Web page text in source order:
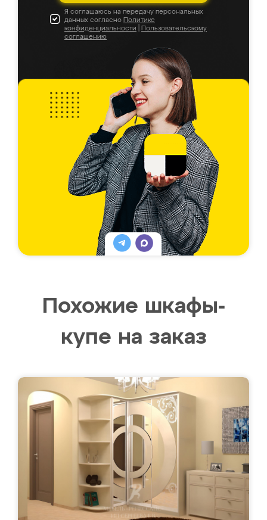
Я соглашаюсь на передачу персональных
данных согласно Политике
конфиденциальности
Пользовательскому
соглашению
Похожие шкафы-
купе на заказ